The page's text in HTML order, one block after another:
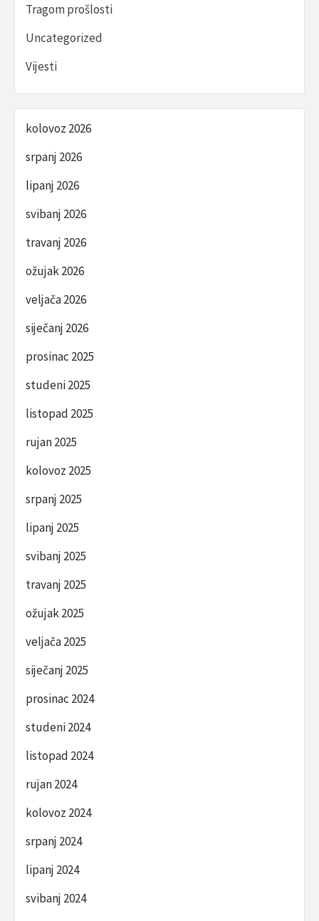
Tragom prošlosti
Uncategorized
Vijesti
kolovoz 2026
srpanj 2026
lipanj 2026
svibanj 2026
travanj 2026
ožujak 2026
veljača 2026
siječanj 2026
prosinac 2025
studeni 2025
listopad 2025
rujan 2025
kolovoz 2025
srpanj 2025
lipanj 2025
svibanj 2025
travanj 2025
ožujak 2025
veljača 2025
siječanj 2025
prosinac 2024
studeni 2024
listopad 2024
rujan 2024
kolovoz 2024
srpanj 2024
lipanj 2024
svibanj 2024